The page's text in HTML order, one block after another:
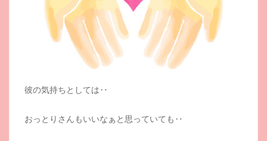
彼の気持ちとしては‥
おっとりさんもいいなぁと思っていても‥